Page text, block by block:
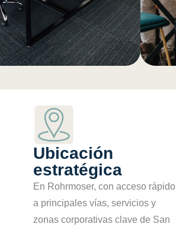
Ubicación
estratégica
En Rohrmoser, con acceso rápido
a principales vías, servicios y
zonas corporativas clave de San